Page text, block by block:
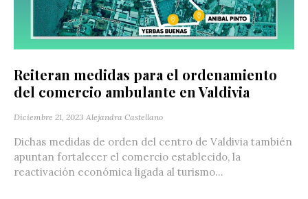
Reiteran medidas para el ordenamiento
del comercio ambulante en Valdivia
Diciembre 21, 2023 Alejandra Castellano
Dichas medidas de orden del centro de Valdivia también
apuntan fortalecer el comercio establecido, la
reactivación económica ligada al turismo...